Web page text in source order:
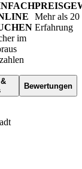
im
Mehr als 20
Erfahrung
Bewertungen